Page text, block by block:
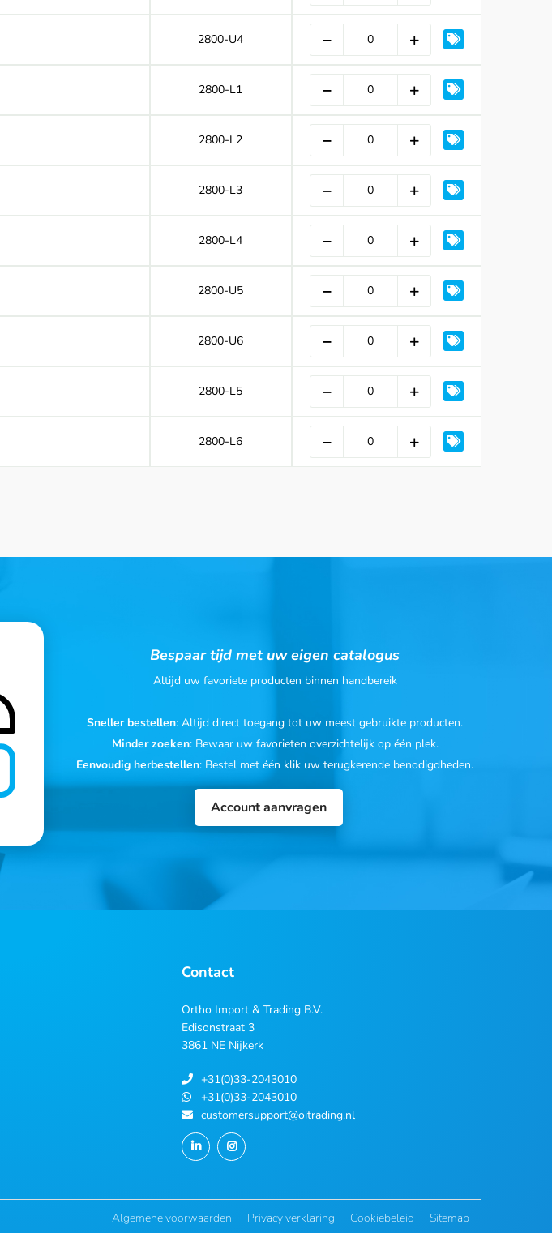
2800-U4
2800-L1
2800-L2
2800-L3
2800-L4
2800-U5
2800-U6
2800-L5
2800-L6
Bespaar tijd met uw eigen catalogus
Altijd uw favoriete producten binnen handbereik
Sneller bestellen: Altijd direct toegang tot uw meest gebruikte producten.
Minder zoeken: Bewaar uw favorieten overzichtelijk op één plek.
Eenvoudig herbestellen: Bestel met één klik uw terugkerende benodigdheden.
Account aanvragen
Contact
Ortho Import & Trading B.V.
Edisonstraat 3
3861 NE Nijkerk
+31(0)33-2043010
+31(0)33-2043010
customersupport@oitrading.nl
Algemene voorwaarden Privacy verklaring Cookiebeleid Sitemap